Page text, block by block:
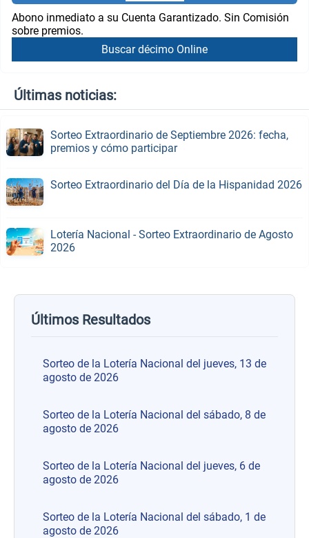
Abono inmediato a su Cuenta Garantizado. Sin Comisión
sobre premios.
Buscar décimo Online
Últimas noticias:
Sorteo Extraordinario de Septiembre 2026: fecha,
premios y cómo participar
Sorteo Extraordinario del Día de la Hispanidad 2026
Lotería Nacional - Sorteo Extraordinario de Agosto
2026
Últimos Resultados
Sorteo de la Lotería Nacional del jueves, 13 de
agosto de 2026
Sorteo de la Lotería Nacional del sábado, 8 de
agosto de 2026
Sorteo de la Lotería Nacional del jueves, 6 de
agosto de 2026
Sorteo de la Lotería Nacional del sábado, 1 de
agosto de 2026